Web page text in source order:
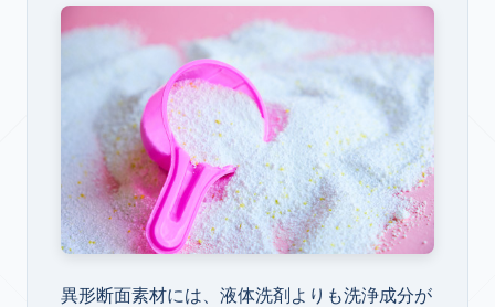
異形断面素材には、液体洗剤よりも洗浄成分が